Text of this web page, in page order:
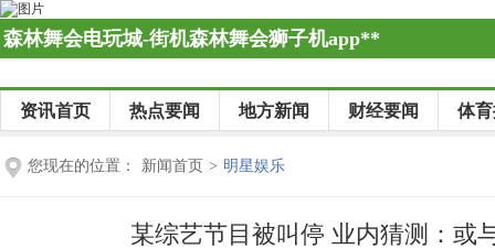
森林舞会电玩城-街机森林舞会狮子机app**
资讯首页 热点要闻 地方新闻 财经要闻 体
您现在的位置： 新闻首页 > 明星娱乐
某综艺节目被叫停 业内猜测：或